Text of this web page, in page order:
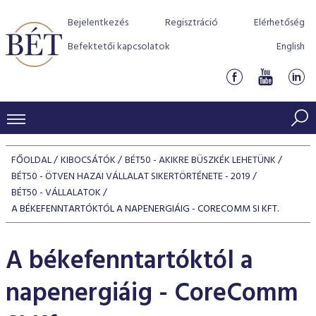
Bejelentkezés Regisztráció
Elérhetőség
Befektetői kapcsolatok
English
KERESKEDÉSI ADATOK
INDEXEK
Részvényindexek
Jelzáloglevél indexek
Vállalati kötvény indexek
Piaci forgalom
Azonnali Piac
Részvények
Származékos piac
BEFEKTETŐK
Termékcsoportok
Részvény szekció
Hitelpapír szekció
BÉT szabályzatok
Befektetővédelem
Alkalmazott díjstruktúra
Elszámolás
KIBOCSÁTÓK
Részvény és vállalati kötvény tőzsdei bevezetését
program
BÉT Xtend - Részvénypiac egyszerűen
TŐZSDETAGOK
Tőzsdetagok, üzletkötők
VENDOROK
FŐOLDAL KIBOCSÁTÓK
BÉT50 - AKIKRE BÜSZKÉK LEHETÜNK
BÉT50 - ÖTVEN HAZAI VÁLLALAT SIKERTÖRTÉNETE - 2019
BÉT50 - VÁLLALATOK
A BÉKEFENNTARTÓKTÓL A NAPENERGIÁIG - CORECOMM SI KFT.
A békefenntartóktól a
napenergiáig - CoreComm